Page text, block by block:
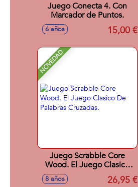
Juego Conecta 4. Con
Marcador de Puntos.
6 años 15,00 €
NOVEDAD
Juego Scrabble Core
Wood. El Juego Clasico
De Palabras Cruzadas.
8 años 26,95 €